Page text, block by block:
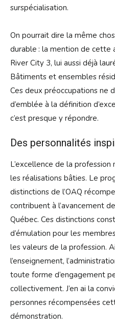
surspécialisation.
On pourrait dire la même
durable : la mention de cette
River City 3, lui aussi déjà
Bâtiments et ensembles
Ces deux préoccupations ne
d’emblée à la définition
c’est presque y répondre.
Des personnalités
L’excellence de la
les réalisations bâties. Le
distinctions de l’OAQ
contribuent à l’avancement
Québec. Ces distinctions
d’émulation pour les
les valeurs de la profession.
l’enseignement,
toute forme d’engagement
collectivement. J’en ai la
personnes récompensées
démonstration.